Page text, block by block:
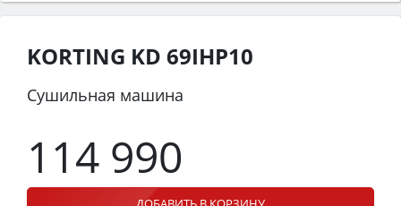
KORTING KD 69IHP10
Сушильная машина
114 990